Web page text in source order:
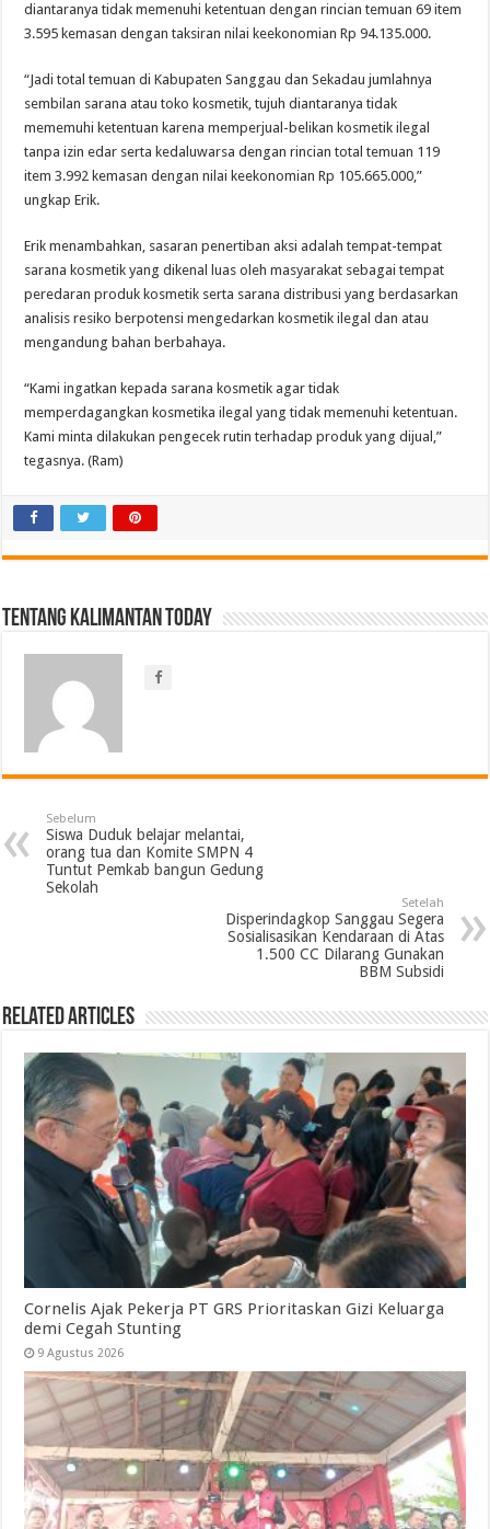
diantaranya tidak memenuhi ketentuan dengan rincian temuan 69 item
3.595 kemasan dengan taksiran nilai keekonomian Rp 94.135.000.
“Jadi total temuan di Kabupaten Sanggau dan Sekadau jumlahnya
sembilan sarana atau toko kosmetik, tujuh diantaranya tidak
mememuhi ketentuan karena memperjual-belikan kosmetik ilegal
tanpa izin edar serta kedaluwarsa dengan rincian total temuan 119
item 3.992 kemasan dengan nilai keekonomian Rp 105.665.000,”
ungkap Erik.
Erik menambahkan, sasaran penertiban aksi adalah tempat-tempat
sarana kosmetik yang dikenal luas oleh masyarakat sebagai tempat
peredaran produk kosmetik serta sarana distribusi yang berdasarkan
analisis resiko berpotensi mengedarkan kosmetik ilegal dan atau
mengandung bahan berbahaya.
“Kami ingatkan kepada sarana kosmetik agar tidak
memperdagangkan kosmetika ilegal yang tidak memenuhi ketentuan.
Kami minta dilakukan pengecek rutin terhadap produk yang dijual,”
tegasnya. (Ram)
Tentang Kalimantan Today
Sebelum
Siswa Duduk belajar melantai,
orang tua dan Komite SMPN 4
Tuntut Pemkab bangun Gedung
Sekolah
Setelah
Disperindagkop Sanggau Segera
Sosialisasikan Kendaraan di Atas
1.500 CC Dilarang Gunakan
BBM Subsidi
Related Articles
Cornelis Ajak Pekerja PT GRS Prioritaskan Gizi Keluarga
demi Cegah Stunting
9 Agustus 2026